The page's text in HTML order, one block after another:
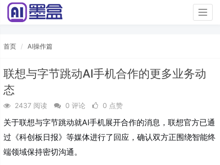
首页 AI操作篇
联想与字节跳动AI手机合作的更多业务动
态
2437 阅读 0 评论 0 点赞
关于联想与字节跳动就AI手机展开合作的消息，联想官方已通
过《科创板日报》等媒体进行了回应，确认双方正围绕智能终
端领域保持密切沟通 。